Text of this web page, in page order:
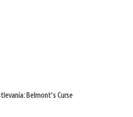
Belmont’s Curse